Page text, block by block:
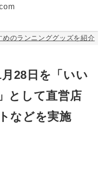
のランニンググッズを紹介
28日を「いい
として直営店
などを実施